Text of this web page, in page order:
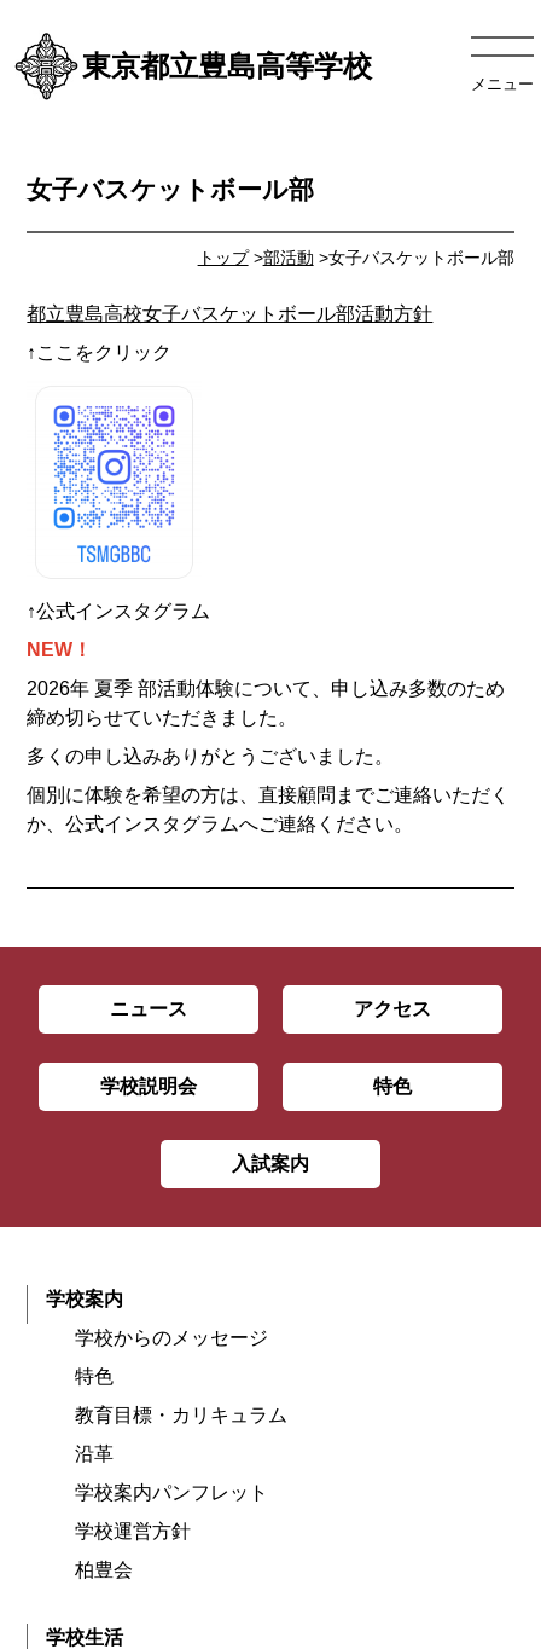
東京都立豊島高等学校
メニュー
トップ>部活動 >女子バスケットボール部
女子バスケットボール部
都立豊島高校女子バスケットボール部活動方針
↑ここをクリック
↑公式インスタグラム
NEW！
2026年 夏季 部活動体験について、申し込み多数のため
締め切らせていただきました。
多くの申し込みありがとうございました。
個別に体験を希望の方は、直接顧問までご連絡いただく
か、公式インスタグラムへご連絡ください。
ニュース アクセス
学校説明会 特色
入試案内
学校案内
学校からのメッセージ
特色
教育目標・カリキュラム
沿革
学校案内パンフレット
学校運営方針
柏豊会
学校生活